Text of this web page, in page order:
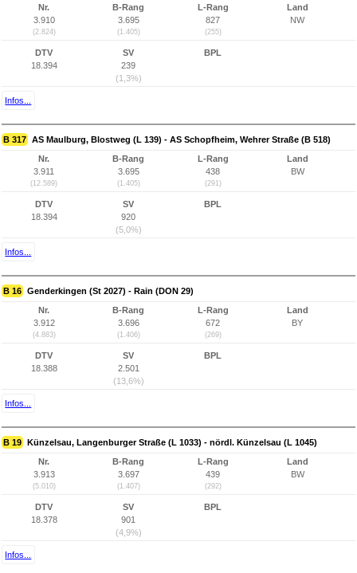
Nr.
3.910
(2.824)
B-Rang
3.695
(1.405)
L-Rang
827
(255)
Land
NW
DTV
18.394
SV
239
(1,3%)
BPL
Infos...
B 317 AS Maulburg, Blostweg (L 139) - AS Schopfheim, Wehrer Straße (B 518)
Nr.
3.911
(12.589)
B-Rang
3.695
(1.405)
L-Rang
438
(291)
Land
BW
DTV
18.394
SV
920
(5,0%)
BPL
Infos...
B 16 Genderkingen (St 2027) - Rain (DON 29)
Nr.
3.912
(4.883)
B-Rang
3.696
(1.406)
L-Rang
672
(269)
Land
BY
DTV
18.388
SV
2.501
(13,6%)
BPL
Infos...
B 19 Künzelsau, Langenburger Straße (L 1033) - nördl. Künzelsau (L 1045)
Nr.
3.913
(5.010)
B-Rang
3.697
(1.407)
L-Rang
439
(292)
Land
BW
DTV
18.378
SV
901
(4,9%)
BPL
Infos...